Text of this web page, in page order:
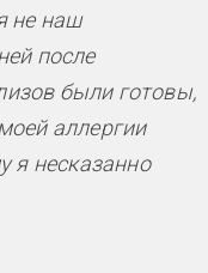
не наш
после
были готовы,
аллергии
я несказанно